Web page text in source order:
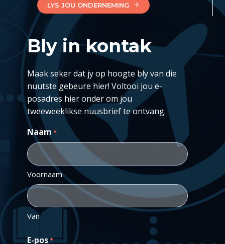
LYS JOU ONDERNEMING
Bly in kontak
Maak seker dat jy op hoogte bly van die
nuutste gebeure hier! Voltooi jou e-
posadres hier onder om jou
tweeweeklikse nuusbrief te ontvang.
Naam *
Voornaam
Van
E-pos*